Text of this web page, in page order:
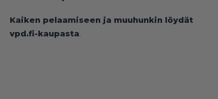
Kaiken pelaamiseen ja muuhunkin löydät
vpd.fi-kaupasta.